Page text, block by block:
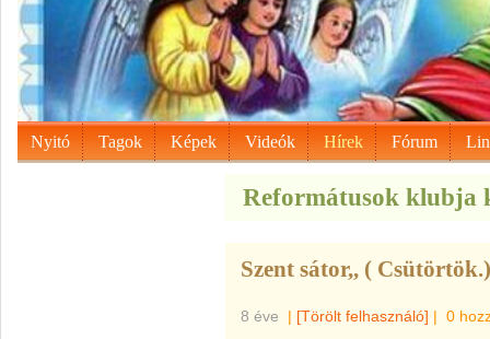
Nyitó Tagok Képek Videók Hírek Fórum
Reformátusok klubja
Szent sátor,, ( Csütörtök.)
8 éve | [Törölt felhasználó] | 0